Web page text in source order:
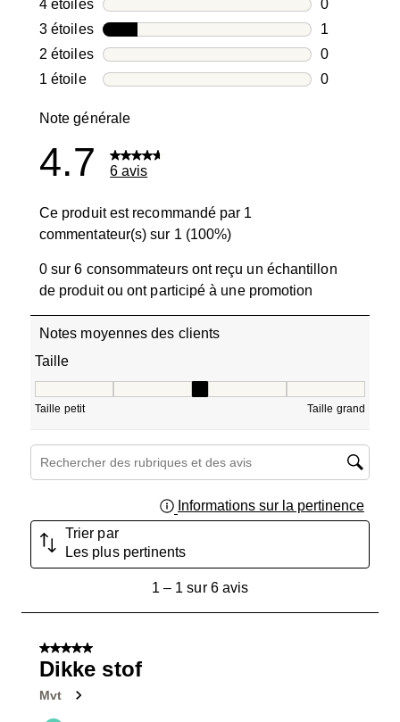
4 étoilesétoiles
0
0 avis avec
3 étoilesétoiles
1
1 avis avec
2 étoilesétoiles
0
0 avis avec
1 étoileétoiles
0
Note générale
4.7 6 avis
Ce produit est recommandé par 1
commentateur(s) sur 1 (100%)
0 sur 6 consommateurs ont reçu un échantillon
de produit ou ont participé à une promotion
Notes moyennes des clients
Taille
Taille petit Taille grand
Zone de recherche de sujet et d'avis
Informations sur la pertinence
Trier par
Les plus pertinents
sur
avis.
1– 1 sur 6 avis
5 sur 5 étoiles.
Dikke stof
Mvt